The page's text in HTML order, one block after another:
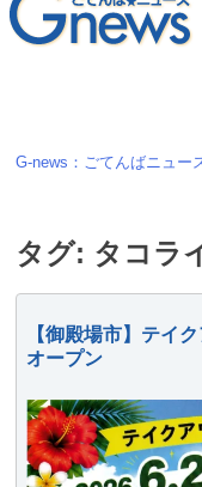
G-news：ごてんばニュー
タグ: タコラ
【御殿場市】テイ
オープン